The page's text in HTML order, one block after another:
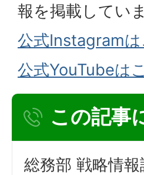
報を掲載してい
公式Instagramは
公式YouTubeは
この記事
総務部 戦略情報